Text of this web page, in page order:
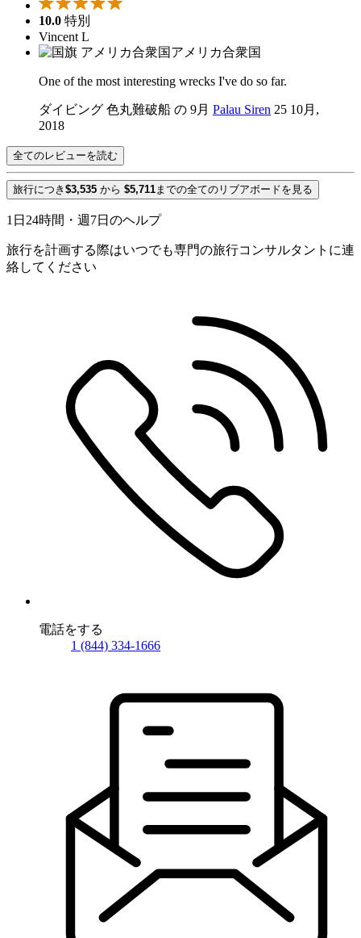
10.0 特別
Vincent L
アメリカ合衆国
One of the most interesting wrecks I've do so far.
ダイビング 色丸難破船 の 9月 Palau Siren 25 10月,
2018
全てのレビューを読む
旅行につき $3,535 から $5,711までの全てのリブアボードを見る
1日24時間・週7日のヘルプ
旅行を計画する際はいつでも専門の旅行コンサルタントに連
絡してください
電話をする
1 (844) 334-1666